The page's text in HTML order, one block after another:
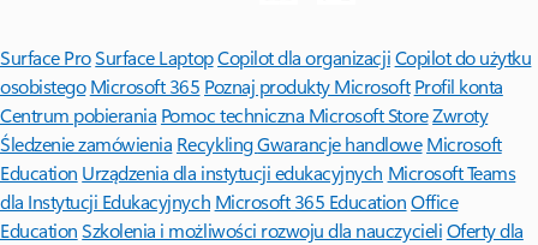
Surface ProSurface LaptopCopilot dla organizacjiCopilot do użytku
osobistego Microsoft 365 Poznaj produkty Microsoft Profil konta
Centrum pobierania Pomoc techniczna Microsoft StoreZwroty
Śledzenie zamówienia RecyklingGwarancje handlowe Microsoft
Education Urządzenia dla instytucji edukacyjnych Microsoft Teams
dla Instytucji Edukacyjnych Microsoft 365 EducationOffice
Education Szkolenia i możliwości rozwoju dla nauczycieliOferty dla